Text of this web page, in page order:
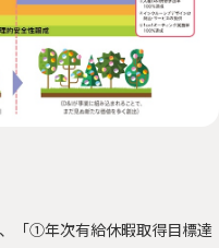
「①年次有給休暇取得目標達